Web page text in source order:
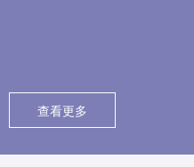
查看更多